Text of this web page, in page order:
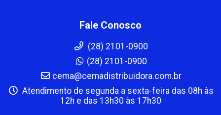
Fale Conosco
(28) 2101-0900
(28) 2101-0900
cema@cemadistribuidora.com.br
Atendimento de segunda a sexta-feira das 08h às
12h e das 13h30 às 17h30